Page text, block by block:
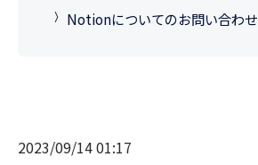
Notionについてのお問い合わせ
2023/09/14 01:17